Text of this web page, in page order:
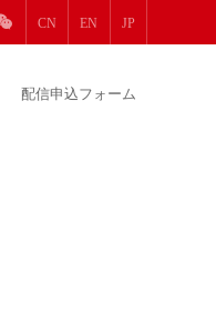
CN EN JP
配信申込フォーム